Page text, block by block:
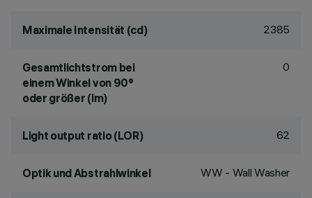
Maximale Intensität (cd) 2385
Gesamtlichtstrom bei
einem Winkel von 90°
oder größer (lm)
0
Light output ratio (LOR) 62
Optik und Abstrahlwinkel WW - Wall Washer